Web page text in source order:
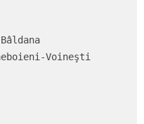
Voineşti